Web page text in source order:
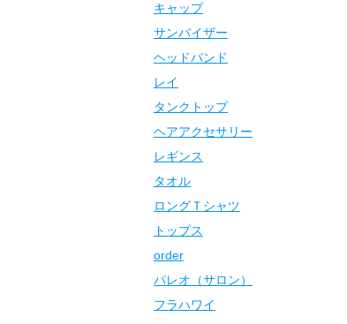
キャップ
サンバイザー
ヘッドバンド
レイ
タンクトップ
ヘアアクセサリー
レギンス
タオル
ロングＴシャツ
トップス
order
パレオ（サロン）
フラハワイ